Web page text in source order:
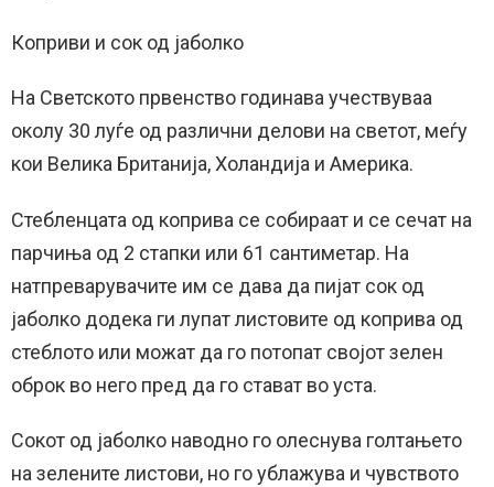
Коприви и сок од јаболко
На Светското првенство годинава учествуваа
околу 30 луѓе од различни делови на светот, меѓу
кои Велика Британија, Холандија и Америка.
Стебленцата од коприва се собираат и се сечат на
парчиња од 2 стапки или 61 сантиметар. На
натпреварувачите им се дава да пијат сок од
јаболко додека ги лупат листовите од коприва од
стеблото или можат да го потопат својот зелен
оброк во него пред да го стават во уста.
Сокот од јаболко наводно го олеснува голтањето
на зелените листови, но го ублажува и чувството